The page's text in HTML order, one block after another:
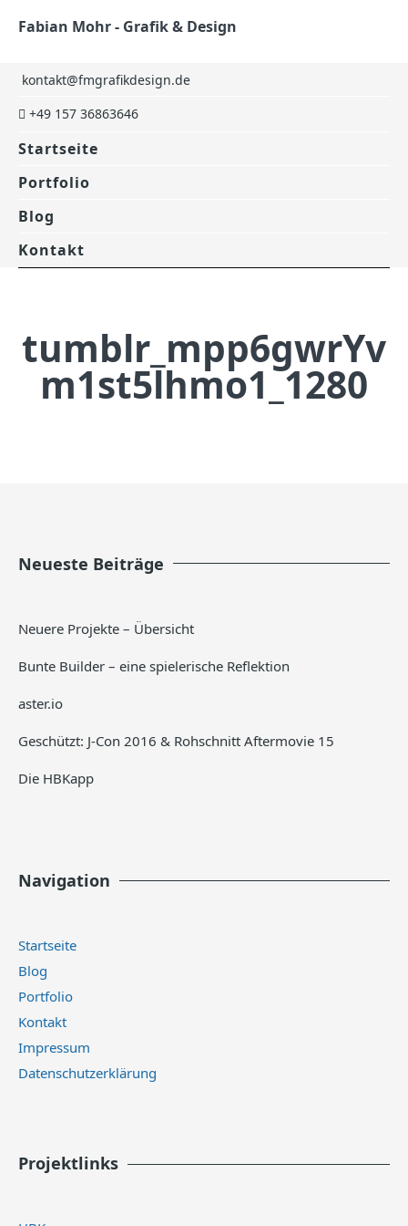
Fabian Mohr - Grafik & Design
kontakt@fmgrafikdesign.de
+49 157 36863646
Startseite
Portfolio
Blog
Kontakt
tumblr_mpp6gwrYv
m1st5lhmo1_1280
Neueste Beiträge
Neuere Projekte – Übersicht
Bunte Builder – eine spielerische Reflektion
aster.io
Geschützt: J-Con 2016 & Rohschnitt Aftermovie 15
Die HBKapp
Navigation
Startseite
Blog
Portfolio
Kontakt
Impressum
Datenschutzerklärung
Projektlinks